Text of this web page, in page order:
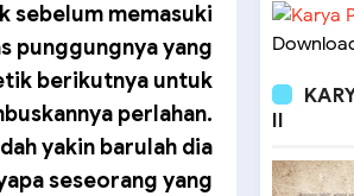
sebelum memasuki
punggungnya yang
berikutnya untuk
perlahan.
yakin barulah dia
seseorang yang
II